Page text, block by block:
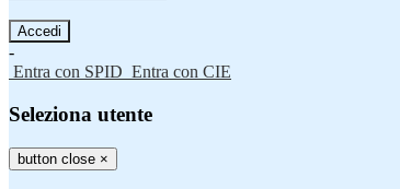
-
Entra con SPID Entra con CIE
Seleziona utente
button close ×